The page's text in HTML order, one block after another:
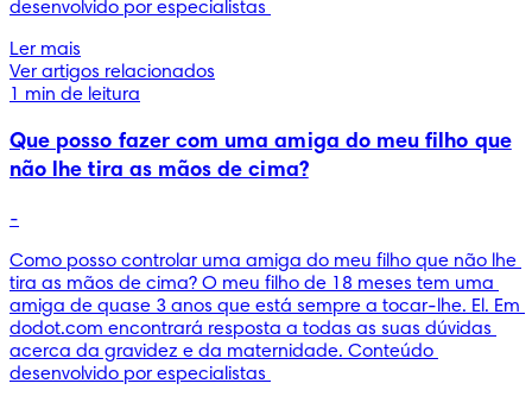
desenvolvido por especialistas
Ler mais
Ver artigos relacionados
1 min de leitura
Que posso fazer com uma amiga do meu filho que
não lhe tira as mãos de cima?
-
Como posso controlar uma amiga do meu filho que não lhe
tira as mãos de cima? O meu filho de 18 meses tem uma
amiga de quase 3 anos que está sempre a tocar-lhe. El. Em
dodot.com encontrará resposta a todas as suas dúvidas
acerca da gravidez e da maternidade. Conteúdo
desenvolvido por especialistas